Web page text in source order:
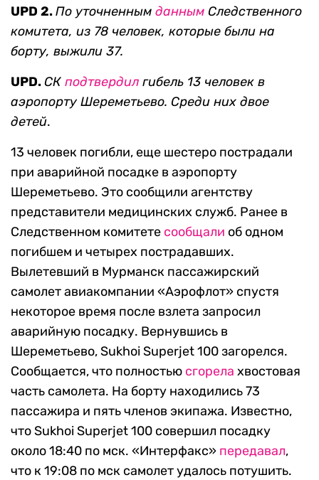
UPD 2.По уточненным данным Следственного
комитета, из 78 человек, которые были на
борту, выжили 37.
UPD.СК подтвердил гибель 13 человек в
аэропорту Шереметьево. Среди них двое
детей.
13 человек погибли, еще шестеро пострадали
при аварийной посадке в аэропорту
Шереметьево. Это сообщили агентству
представители медицинских служб. Ранее в
Следственном комитете сообщали об одном
погибшем и четырех пострадавших.
Вылетевший в Мурманск пассажирский
самолет авиакомпании «Аэрофлот» спустя
некоторое время после взлета запросил
аварийную посадку. Вернувшись в
Шереметьево, Sukhoi Superjet 100 загорелся.
Сообщается, что полностью сгорела хвостовая
часть самолета. На борту находились 73
пассажира и пять членов экипажа. Известно,
что Sukhoi Superjet 100 совершил посадку
около 18:40 по мск. «Интерфакс» передавал,
что к 19:08 по мск самолет удалось потушить.